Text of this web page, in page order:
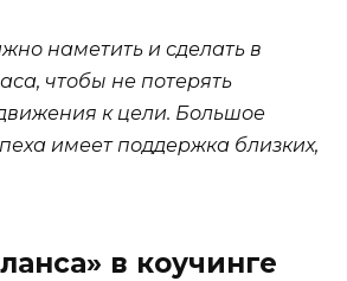
наметить и сделать в
чтобы не потерять
к цели. Большое
имеет поддержка близких,
в коучинге